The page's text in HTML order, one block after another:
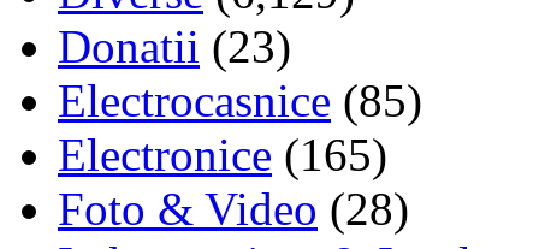
Donatii (23)
Electrocasnice (85)
Electronice (165)
Foto & Video (28)